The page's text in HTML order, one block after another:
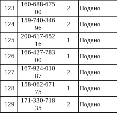
123
160-688-675
00
2 Подано
124
159-740-346
96
2 Подано
125
200-617-652
16
1 Подано
126
166-427-783
00
1 Подано
127
167-924-010
87
2 Подано
128
158-062-671
75
1 Подано
129
171-330-718
35
2 Подано